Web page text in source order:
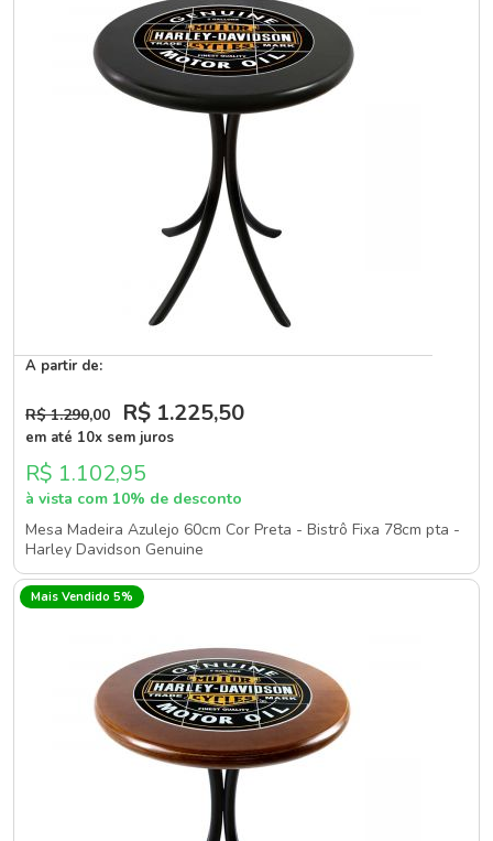
A partir de:
R$ 1.290,00 R$ 1.225,50
em até 10x sem juros
R$ 1.102,95
à vista com 10% de desconto
Mesa Madeira Azulejo 60cm Cor Preta - Bistrô Fixa 78cm pta -
Harley Davidson Genuine
Mais Vendido 5%